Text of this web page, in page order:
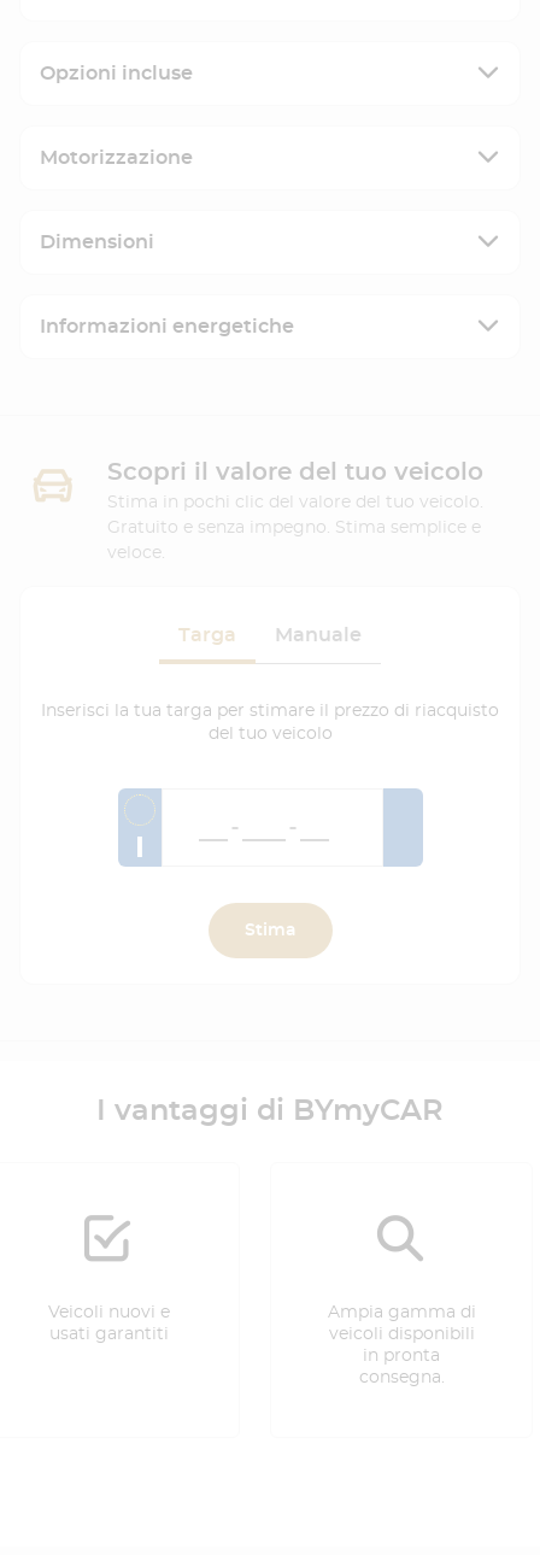
Opzioni incluse
Motorizzazione
Dimensioni
Informazioni energetiche
Scopri il valore del tuo veicolo
Stima in pochi clic del valore del tuo veicolo.
Gratuito e senza impegno. Stima semplice e
veloce.
Targa Manuale
Inserisci la tua targa per stimare il prezzo di riacquisto
del tuo veicolo
Stima
I vantaggi di BYmyCAR
Veicoli nuovi e
usati garantiti
Ampia gamma di
veicoli disponibili
in pronta
consegna.